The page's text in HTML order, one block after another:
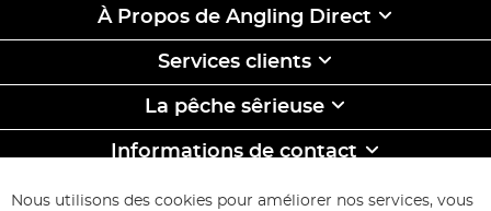
À Propos de Angling Direct
Services clients
La pêche sêrieuse
Informations de contact
ABONNEZ-VOUS & ECONOMISEZ
Nous utilisons des cookies pour améliorer nos services, vous